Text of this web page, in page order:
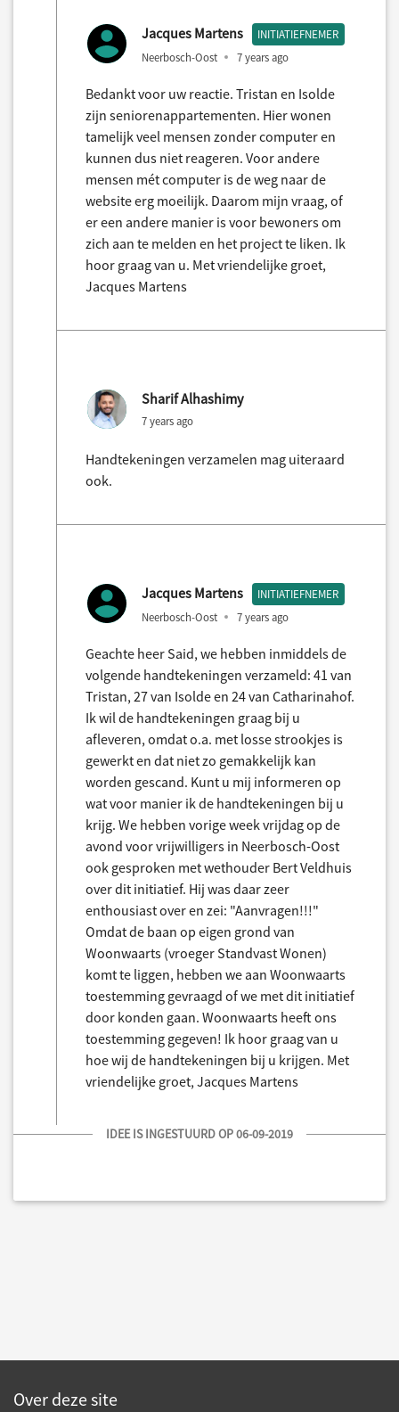
Jacques Martens INITIATIEFNEMER
Neerbosch-Oost 7 years ago
Bedankt voor uw reactie. Tristan en Isolde
zijn seniorenappartementen. Hier wonen
tamelijk veel mensen zonder computer en
kunnen dus niet reageren. Voor andere
mensen mét computer is de weg naar de
website erg moeilijk. Daarom mijn vraag, of
er een andere manier is voor bewoners om
zich aan te melden en het project te liken. Ik
hoor graag van u. Met vriendelijke groet,
Jacques Martens
Sharif Alhashimy
7 years ago
Handtekeningen verzamelen mag uiteraard
ook.
Jacques Martens INITIATIEFNEMER
Neerbosch-Oost 7 years ago
Geachte heer Said, we hebben inmiddels de
volgende handtekeningen verzameld: 41 van
Tristan, 27 van Isolde en 24 van Catharinahof.
Ik wil de handtekeningen graag bij u
afleveren, omdat o.a. met losse strookjes is
gewerkt en dat niet zo gemakkelijk kan
worden gescand. Kunt u mij informeren op
wat voor manier ik de handtekeningen bij u
krijg. We hebben vorige week vrijdag op de
avond voor vrijwilligers in Neerbosch-Oost
ook gesproken met wethouder Bert Veldhuis
over dit initiatief. Hij was daar zeer
enthousiast over en zei: "Aanvragen!!!"
Omdat de baan op eigen grond van
Woonwaarts (vroeger Standvast Wonen)
komt te liggen, hebben we aan Woonwaarts
toestemming gevraagd of we met dit initiatief
door konden gaan. Woonwaarts heeft ons
toestemming gegeven! Ik hoor graag van u
hoe wij de handtekeningen bij u krijgen. Met
vriendelijke groet, Jacques Martens
IDEE IS INGESTUURD OP 06-09-2019
Over deze site